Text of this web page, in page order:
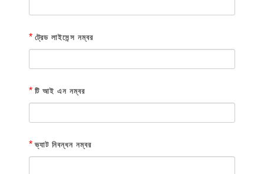
* ট্রেড লাইসেন্স নম্বর
* টি আই এন নম্বর
* ভ্যাট নিবন্ধন নম্বর